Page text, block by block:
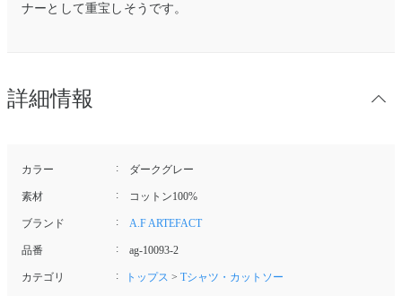
ナーとして重宝しそうです。
詳細情報
カラー ダークグレー
素材 コットン100%
ブランド A.F ARTEFACT
品番 ag-10093-2
カテゴリ トップス > Tシャツ・カットソー